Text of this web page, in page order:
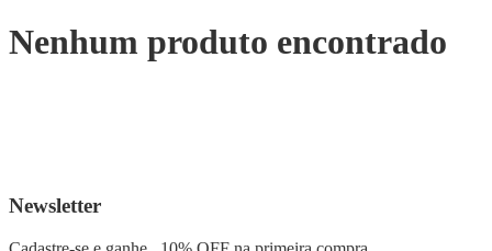
Nenhum produto encontrado
Newsletter